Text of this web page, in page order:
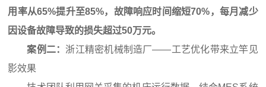
用率从65%提升至85%，故障响应时间缩短70%，每月减少
因设备故障导致的损失超过50万元。
案例二： 浙江精密机械制造厂——工艺优化带来立竿见
影效果